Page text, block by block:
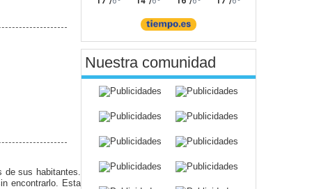
de sus habitantes.
encontrarlo. Esta
Nuestra comunidad